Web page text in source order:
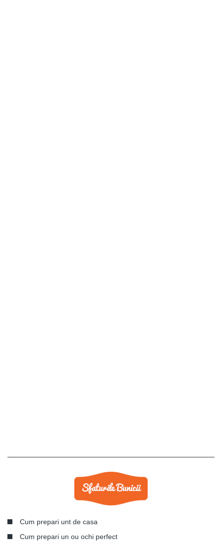
Cum prepari unt de casa
Cum prepari un ou ochi perfect